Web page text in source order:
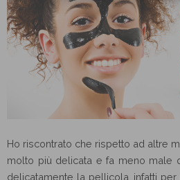
Ho riscontrato che rispetto ad altre
molto più delicata e fa meno male
delicatamente la pellicola, infatti